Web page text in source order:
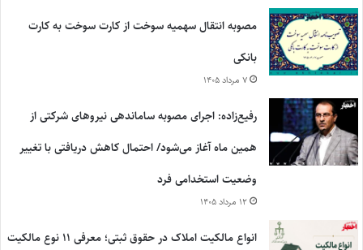
مصوبه انتقال سهمیه سوخت از کارت سوخت به کارت
بانکی
۷ مرداد ۱۴۰۵
رفیع‌زاده: اجرای مصوبه ساماندهی نیروهای شرکتی از
همین ماه آغاز می‌شود/ احتمال کاهش دریافتی با تغییر
وضعیت استخدامی فرد
۱۲ مرداد ۱۴۰۵
انواع مالکیت املاک در حقوق ثبتی؛ معرفی ۱۱ نوع مالکیت